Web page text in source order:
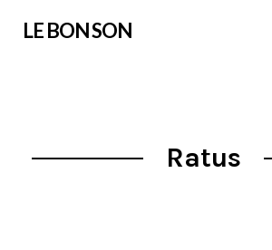
LE BON SON
Ratus